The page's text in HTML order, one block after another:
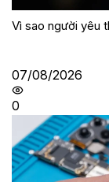
Vì sao người yêu
07/08/2026
0